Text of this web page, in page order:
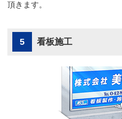
頂きます。
5 看板施工